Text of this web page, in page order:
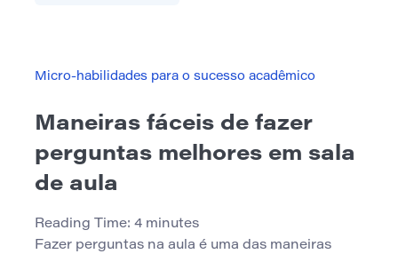
esses sistemas funcionam como arquiteturas
o engajamento acadêmico […]
Micro-habilidades para o sucesso acadêmico
Maneiras fáceis de fazer
perguntas melhores em sala
de aula
Reading Time: 4 minutes
Fazer perguntas na aula é uma das maneiras